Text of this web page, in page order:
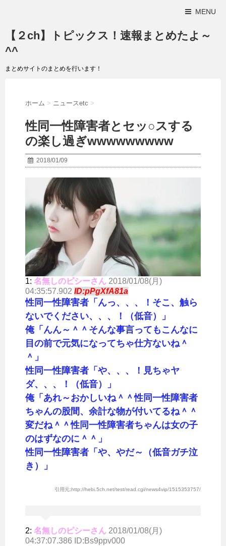
MENU
【２ch】トピックス！速報まとめたよ～
^^
まとめサイトのまとめを行います！
ホーム > ニュースetc >
性同一性障害者とセッ○スする
の楽し過ぎwwwwwwwww
2018/01/09
1: 名無しのピシーさん 2018/01/08(月)
04:35:57.902 ID:pPgXfA81a
性同一性障害者「んっ、、、！そこ、触ら
ないでください、、、！（低音）」
俺「んん～＾＾そんな事言ってもこんなに
目の前で元気になってちゃ仕方ないね＾
＾」
性同一性障害者「や、、、！見ちゃヤ
ダ、、、！（低音）」
俺「あれ～おかしいね＾＾性同一性障害者
ちゃんの股間、余計な物が付いてるね＾＾
変だね＾＾性同一性障害者ちゃんは女の子
のはずなのに＾＾」
性同一性障害者「や、やだ～（低音ガチ泣
き）」
引用元:http://hebi.5ch.net/test/read.cgi/news4vip/1515353757/
2: 名無しのピシーさん 2018/01/08(月)
04:37:07.386 ID:Bs9ppv000